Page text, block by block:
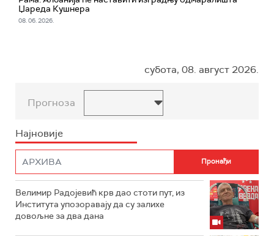
Џареда Кушнера
08. 06. 2026.
субота, 08. август 2026.
Прогноза
Најновије
Велимир Радојевић крв дао стоти пут, из
Института упозоравају да су залихе
довољне за два дана